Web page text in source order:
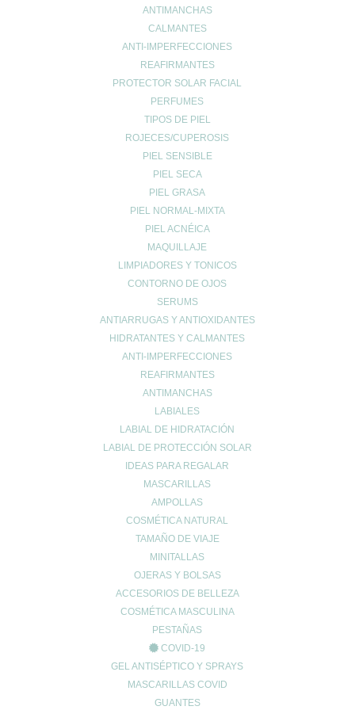
ANTIMANCHAS
CALMANTES
ANTI-IMPERFECCIONES
REAFIRMANTES
PROTECTOR SOLAR FACIAL
PERFUMES
TIPOS DE PIEL
ROJECES/CUPEROSIS
PIEL SENSIBLE
PIEL SECA
PIEL GRASA
PIEL NORMAL-MIXTA
PIEL ACNÉICA
MAQUILLAJE
LIMPIADORES Y TONICOS
CONTORNO DE OJOS
SERUMS
ANTIARRUGAS Y ANTIOXIDANTES
HIDRATANTES Y CALMANTES
ANTI-IMPERFECCIONES
REAFIRMANTES
ANTIMANCHAS
LABIALES
LABIAL DE HIDRATACIÓN
LABIAL DE PROTECCIÓN SOLAR
IDEAS PARA REGALAR
MASCARILLAS
AMPOLLAS
COSMÉTICA NATURAL
TAMAÑO DE VIAJE
MINITALLAS
OJERAS Y BOLSAS
ACCESORIOS DE BELLEZA
COSMÉTICA MASCULINA
PESTAÑAS
COVID-19
GEL ANTISÉPTICO Y SPRAYS
MASCARILLAS COVID
GUANTES
Tu dirección de correo electrónico no será publicada.
obligatorios están marcados con*
Entradas recientes
¿Tienes el ácido úrico alto? Todo lo que debes saber sobre la